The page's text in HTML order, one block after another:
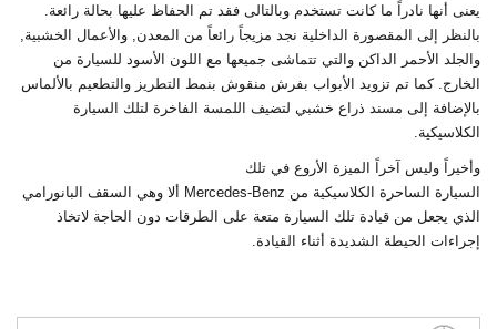
يعنى أنها نادراً ما كانت تستخدم وبالتالى فقد تم الحفاظ عليها بحالة رائعة.
بالنظر إلى المقصورة الداخلية نجد مزيجاً رائعاً من المعدن, والأعمال الخشبية,
والجلد الأحمر الداكن والتي تتماشى جميعها مع اللون الأسود للسيارة من
الخارج. كما تم تزويد الأبواب بفرش منقوش بنمط التطريز والتطعيم بالألماس
بالإضافة إلى مسند ذراع خشبي لتضيف اللمسة الفاخرة لتلك السيارة
الكلاسيكية.
وأخيراً وليس آخراً الميزة الأروع في تلك
السيارة الساحرة الكلاسيكية من Mercedes-Benz ألا وهي السقف البانورامي
الذي يجعل من قيادة تلك السيارة متعة على الطرقات دون الحاجة لاتخاذ
إجراءات الحيطة الشديدة أثناء القيادة.